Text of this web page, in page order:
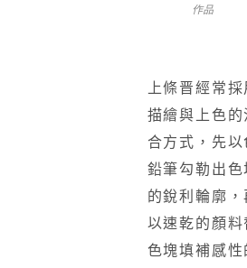
作品
上條晋經常採
描繪與上色的
合方式，先以
鉛筆勾勒出色
的銳利輪廓，
以速乾的顏料
色塊填補感性